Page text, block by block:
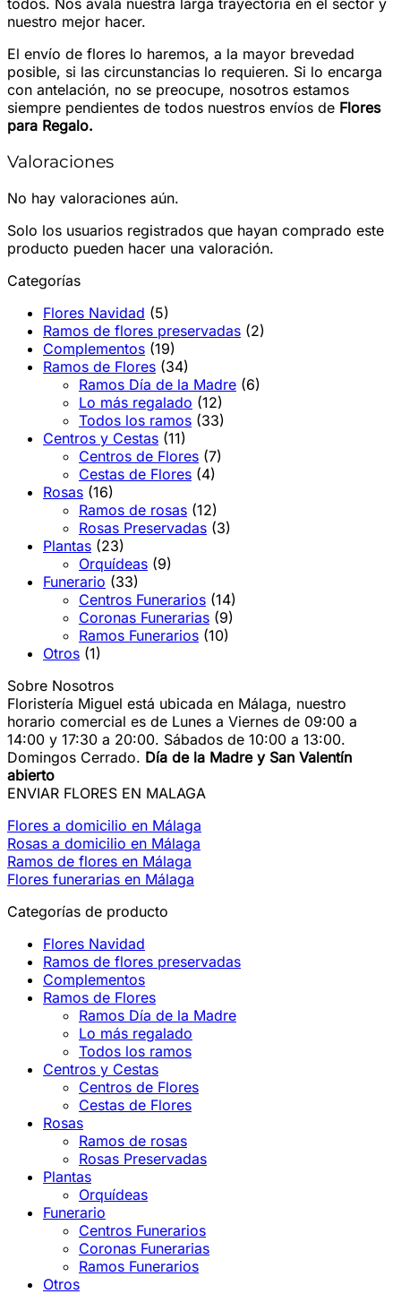
todos. Nos avala nuestra larga trayectoria en el sector y
nuestro mejor hacer.
El envío de flores lo haremos, a la mayor brevedad
posible, si las circunstancias lo requieren. Si lo encarga
con antelación, no se preocupe, nosotros estamos
siempre pendientes de todos nuestros envíos de Flores
para Regalo.
Valoraciones
No hay valoraciones aún.
Solo los usuarios registrados que hayan comprado este
producto pueden hacer una valoración.
Categorías
Flores Navidad (5)
Ramos de flores preservadas (2)
Complementos (19)
Ramos de Flores (34)
Ramos Día de la Madre (6)
Lo más regalado (12)
Todos los ramos (33)
Centros y Cestas (11)
Centros de Flores (7)
Cestas de Flores (4)
Rosas (16)
Ramos de rosas (12)
Rosas Preservadas (3)
Plantas (23)
Orquídeas (9)
Funerario (33)
Centros Funerarios (14)
Coronas Funerarias (9)
Ramos Funerarios (10)
Otros (1)
Sobre Nosotros
Floristería Miguel está ubicada en Málaga, nuestro
horario comercial es de Lunes a Viernes de 09:00 a
14:00 y 17:30 a 20:00. Sábados de 10:00 a 13:00.
Domingos Cerrado. Día de la Madre y San Valentín
abierto
ENVIAR FLORES EN MALAGA
Flores a domicilio en Málaga
Rosas a domicilio en Málaga
Ramos de flores en Málaga
Flores funerarias en Málaga
Categorías de producto
Flores Navidad
Ramos de flores preservadas
Complementos
Ramos de Flores
Ramos Día de la Madre
Lo más regalado
Todos los ramos
Centros y Cestas
Centros de Flores
Cestas de Flores
Rosas
Ramos de rosas
Rosas Preservadas
Plantas
Orquídeas
Funerario
Centros Funerarios
Coronas Funerarias
Ramos Funerarios
Otros